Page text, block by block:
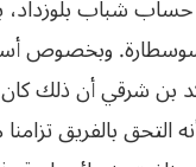
حساب شباب
سوسطارة. وبخصوص
بن شرقي أن ذلك
التحق بالفريق